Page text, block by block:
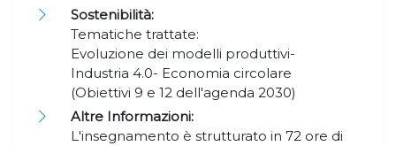
Sostenibilità:
Tematiche trattate:
Evoluzione dei modelli produttivi-
Industria 4.0- Economia circolare
(Obiettivi 9 e 12 dell'agenda 2030)
Altre Informazioni:
L'insegnamento è strutturato in 72 ore di